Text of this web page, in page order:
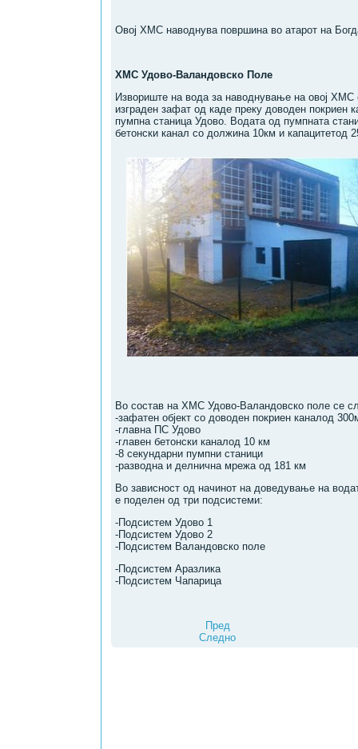
Овој ХМС наводнува површина во атарот на
ХМС Удово-Валандовско Поле
Извориште на вода за наводнување на овој
изграден зафат од каде преку доводен покриен
пумпна станица Удово. Водата од пумпната
бетонски канал со должина 10км и капацитетод
Во состав на ХМС Удово-Валандовско поле се
-зафатен објект со доводен покриен каналод
-главна ПС Удово
-главен бетонски каналод 10 км
-8 секундарни пумпни станици
-разводна и делнична мрежа од 181 км
Во зависност од начинот на доведување на
е поделен од три подсистеми:
-Подсистем Удово 1
-Подсистем Удово 2
-Подсистем Валандовско поле
-Подсистем Аразлика
-Подсистем Чапарица
Пред
Следно